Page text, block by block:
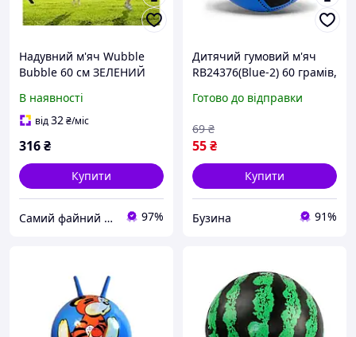
Надувний м'яч Wubble
Bubble 60 см ЗЕЛЕНИЙ
В наявності
від32₴/міс
316₴
Купити
Самий файний магазин 97%
Дитячий гумовий м'яч
RB24376(Blue-2) 60 грамів,
Готово до відправки
55₴
69 ₴
Купити
Бузина 91%